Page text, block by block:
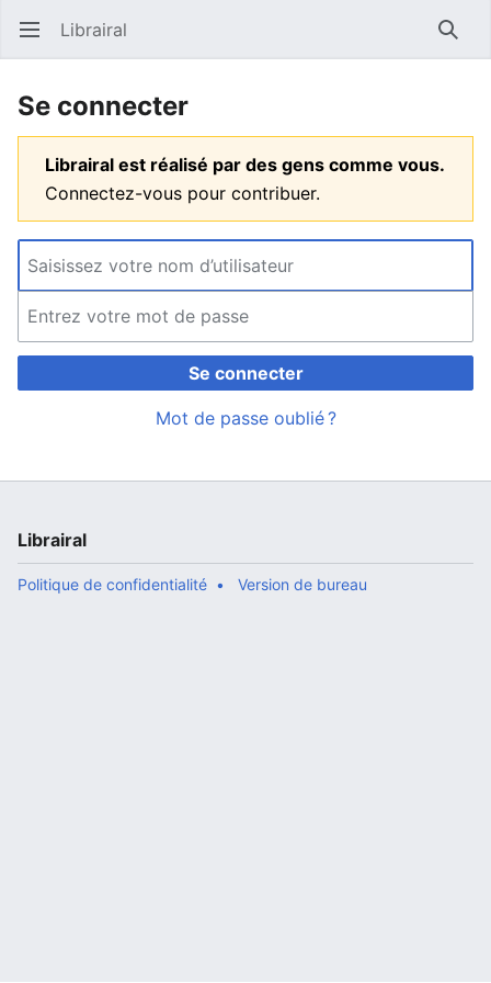
Ouvrir le menu principal Librairal
Se connecter
Librairal est réalisé par des gens comme vous.
Connectez-vous pour contribuer.
Se connecter
Mot de passe oublié ?
Librairal
Politique de confidentialité Version de bureau